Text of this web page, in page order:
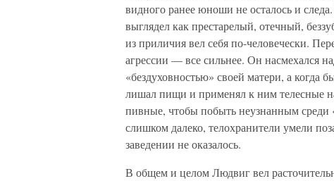
видного ранее юноши не осталось и
выглядел как престарелый, отечный,
из приличия вел себя по-человечески.
агрессии — все сильнее. Он насмехался
«бездуховностью» своей матери, а когда
лишал пищи и применял к ним телесные
пивные, чтобы побыть неузнанным среди
слишком далеко, телохранители умели
заведении не оказалось.
В общем и целом Людвиг вел